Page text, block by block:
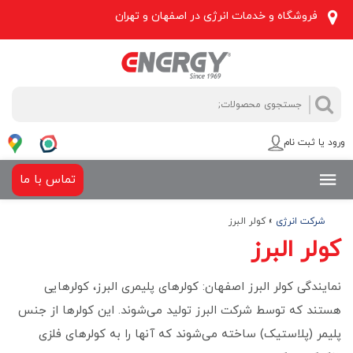
فروشگاه و خدمات انرژی در اصفهان و تهران
برای:
جستجو
ورود یا ثبت نام
تماس با ما
شرکت انرژی »کولر البرز
کولر البرز
نمایندگی کولر البرز اصفهان: کولرهای پلیمری البرز، کولرهایی
هستند که توسط شرکت البرز تولید می‌شوند. این کولرها از جنس
پلیمر (پلاستیک) ساخته می‌شوند که آنها را به کولرهای فلزی